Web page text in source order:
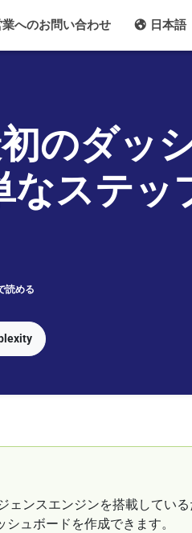
日本語
業へのお問い合わせ
のダッ
なステッ
読める
ェンスエンジンを搭載してい
ュボードを作成できます。